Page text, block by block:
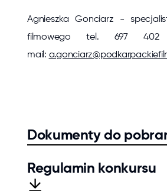
Agnieszka Gonciarz -
filmowego tel. 697
mail:
Dokumenty do
Regulamin konkursu